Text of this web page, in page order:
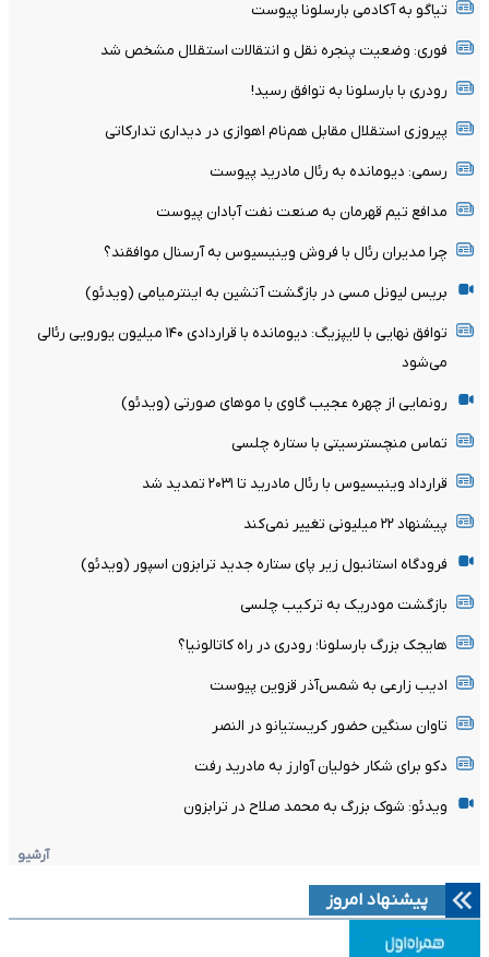
تیاگو به آکادمی بارسلونا پیوست
فوری: وضعیت پنجره نقل و انتقالات استقلال مشخص شد
رودری با بارسلونا به توافق رسید!
پیروزی استقلال مقابل هم‌نام اهوازی در دیداری تدارکاتی
رسمی: دیومانده به رئال مادرید پیوست
مدافع تیم قهرمان به صنعت نفت آبادان پیوست
چرا مدیران رئال با فروش وینیسیوس به آرسنال موافقند؟
بریس لیونل مسی در بازگشت آتشین به اینترمیامی (ویدئو)
توافق نهایی با لایپزیگ: دیومانده با قراردادی ۱۴۰ میلیون یورویی رئالی
می‌شود
رونمایی از چهره عجیب گاوی با موهای صورتی (ویدئو)
تماس منچسترسیتی با ستاره چلسی
قرارداد وینیسیوس با رئال مادرید تا ۲۰۳۱ تمدید شد
پیشنهاد ۲۲ میلیونی تغییر نمی‌کند
فرودگاه استانبول زیر پای ستاره جدید ترابزون اسپور (ویدئو)
بازگشت مودریک به ترکیب چلسی
هایجک بزرگ بارسلونا؛ رودری در راه کاتالونیا؟
ادیب زارعی به شمس‌آذر قزوین پیوست
تاوان سنگین حضور کریستیانو در النصر
دکو برای شکار خولیان آوارز به مادرید رفت
ویدئو: شوک بزرگ به محمد صلاح در ترابزون
آرشیو
پیشنهاد امروز